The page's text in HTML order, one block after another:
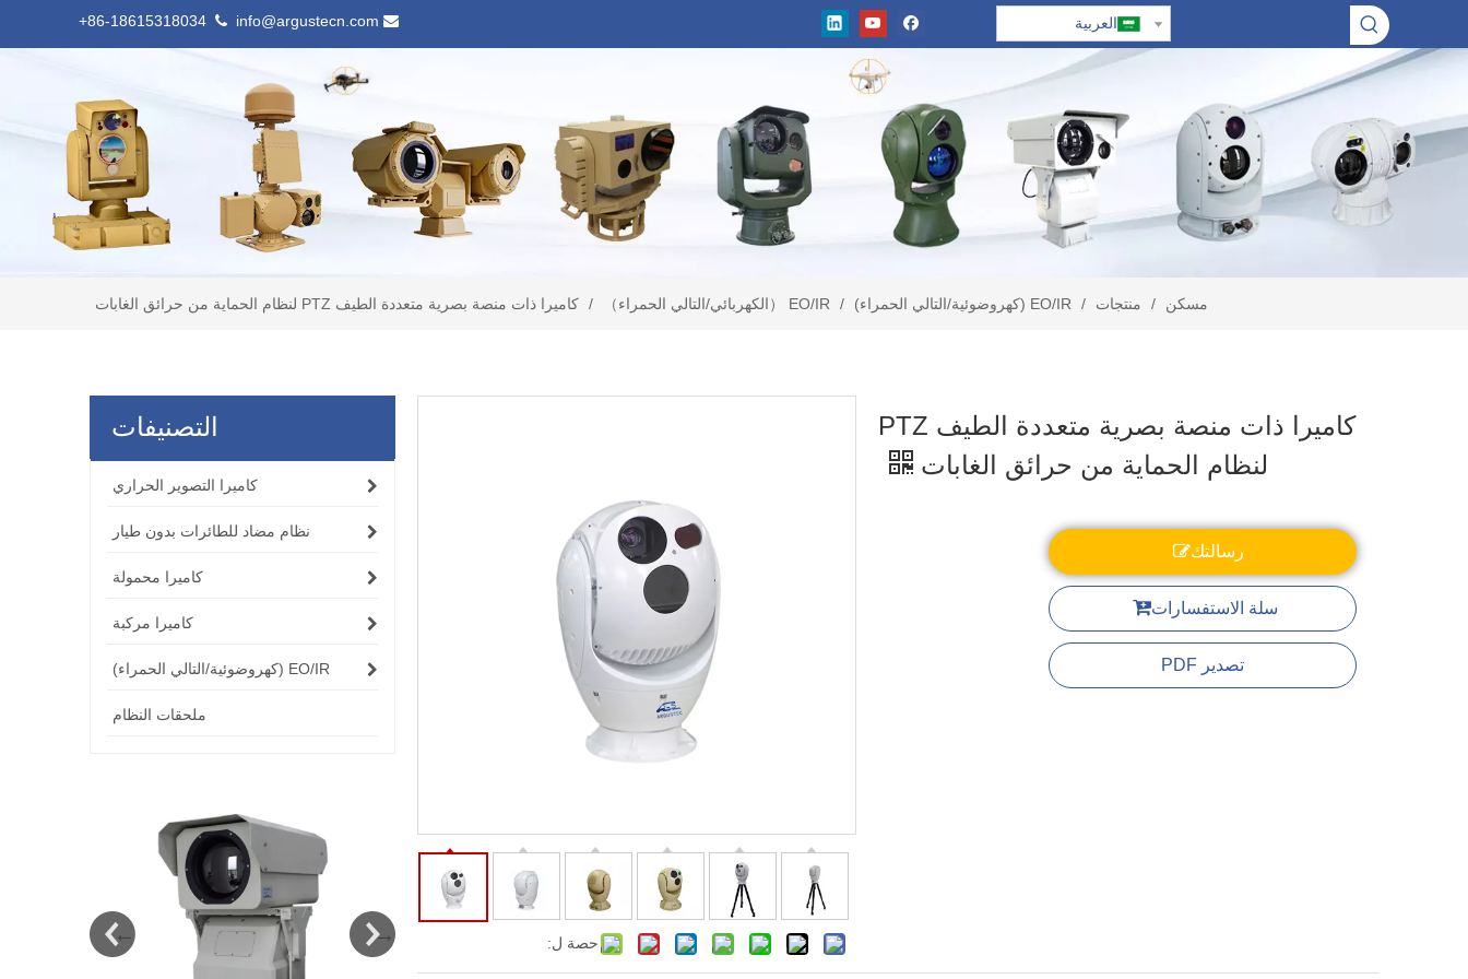
info@argustecn.com  العربية
مسكن / منتجات / EO/IR (كهروضوئية/التالي الحمراء) / EO/IR （الكهربائي/التالي الحمراء） / كاميرا ذات منصة بصرية متعددة الطيف PTZ لنظام الحماية من حرائق الغابات
التصنيفات
كاميرا التصوير الحراري
نظام مضاد للطائرات بدون طيار
كاميرا محمولة
كاميرا مركبة
EO/IR (كهروضوئية/التالي الحمراء)
ملحقات النظام
حصة ل:
كاميرا ذات منصة بصرية متعددة الطيف PTZ
لنظام الحماية من حرائق الغابات
رسالتك
سلة الاستفسارات
تصدير PDF